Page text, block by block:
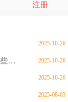
注册
2025-10-26
新生仔猫为什么会死？新生仔猫需要注意哪些问题 2025-10-26
2025-10-26
2025-08-03